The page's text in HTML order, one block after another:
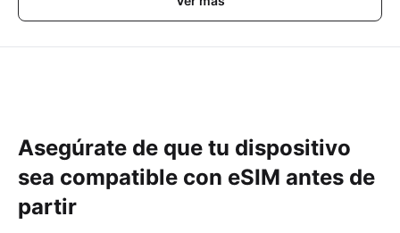
Asegúrate de que tu dispositivo
sea compatible con eSIM antes de
partir